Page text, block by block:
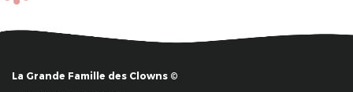
La Grande Famille des Clowns ©